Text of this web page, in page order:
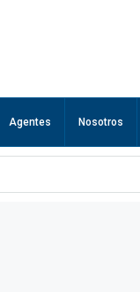
Agentes Nosotros